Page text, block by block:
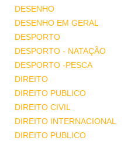
DESENHO
DESENHO EM GERAL
DESPORTO
DESPORTO - NATAÇÃO
DESPORTO -PESCA
DIREITO
DIREITO PUBLICO
DIREITO CIVIL
DIREITO INTERNACIONAL
DIREITO PUBLICO